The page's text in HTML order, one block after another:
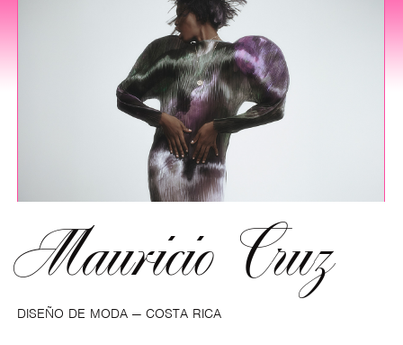
Mauricio Cruz
DISEÑO DE MODA — COSTA RICA